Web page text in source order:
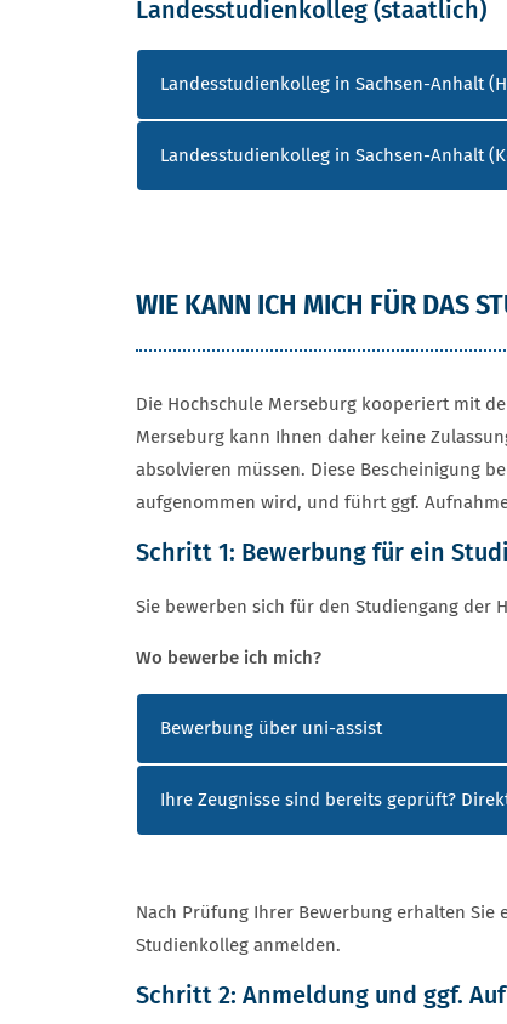
Landesstudienkolleg (staatlich)
LANDESSTUDIENKOLLEG
Landesstudienkolleg in Sachsen-Anhalt
Landesstudienkolleg in Sachsen-Anhalt
WIE KANN ICH MICH FÜR DAS
Die Hochschule Merseburg kooperiert mit
Merseburg kann Ihnen daher keine
absolvieren müssen. Diese Bescheinigung
aufgenommen wird, und führt ggf.
Schritt 1: Bewerbung für ein
Sie bewerben sich für den Studiengang der
Wo bewerbe ich mich?
WIE BEWERBE ICH MICH?
Bewerbung über uni-assist
Ihre Zeugnisse sind bereits geprüft?
Nach Prüfung Ihrer Bewerbung erhalten Sie
Studienkolleg anmelden.
Schritt 2: Anmeldung und ggf.